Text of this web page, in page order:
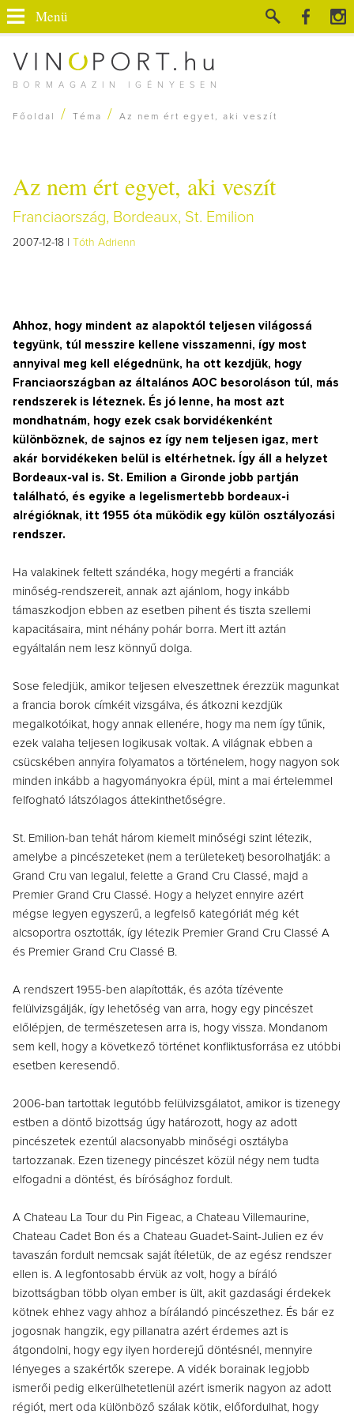
BORMAGAZIN IGÉNYESEN
Menü
Főoldal / Téma / Az nem ért egyet, aki veszít
Az nem ért egyet, aki veszít
Franciaország, Bordeaux, St. Emilion
2007-12-18 | Tóth Adrienn
Ahhoz, hogy mindent az alapoktól teljesen világossá
tegyünk, túl messzire kellene visszamenni, így most
annyival meg kell elégednünk, ha ott kezdjük, hogy
Franciaországban az általános AOC besoroláson túl, más
rendszerek is léteznek. És jó lenne, ha most azt
mondhatnám, hogy ezek csak borvidékenként
különböznek, de sajnos ez így nem teljesen igaz, mert
akár borvidékeken belül is eltérhetnek. Így áll a helyzet
Bordeaux-val is. St. Emilion a Gironde jobb partján
található, és egyike a legelismertebb bordeaux-i
alrégióknak, itt 1955 óta működik egy külön osztályozási
rendszer.
Ha valakinek feltett szándéka, hogy megérti a franciák
minőség-rendszereit, annak azt ajánlom, hogy inkább
támaszkodjon ebben az esetben pihent és tiszta szellemi
kapacitásaira, mint néhány pohár borra. Mert itt aztán
egyáltalán nem lesz könnyű dolga.
Sose feledjük, amikor teljesen elveszettnek érezzük magunkat
a francia borok címkéit vizsgálva, és átkozni kezdjük
megalkotóikat, hogy annak ellenére, hogy ma nem így tűnik,
ezek valaha teljesen logikusak voltak. A világnak ebben a
csücskében annyira folyamatos a történelem, hogy nagyon sok
minden inkább a hagyományokra épül, mint a mai értelemmel
felfogható látszólagos áttekinthetőségre.
St. Emilion-ban tehát három kiemelt minőségi szint létezik,
amelybe a pincészeteket (nem a területeket) besorolhatják: a
Grand Cru van legalul, felette a Grand Cru Classé, majd a
Premier Grand Cru Classé. Hogy a helyzet ennyire azért
mégse legyen egyszerű, a legfelső kategóriát még két
alcsoportra osztották, így létezik Premier Grand Cru Classé A
és Premier Grand Cru Classé B.
A rendszert 1955-ben alapították, és azóta tízévente
felülvizsgálják, így lehetőség van arra, hogy egy pincészet
előlépjen, de természetesen arra is, hogy vissza. Mondanom
sem kell, hogy a következő történet konfliktusforrása ez utóbbi
esetben keresendő.
2006-ban tartottak legutóbb felülvizsgálatot, amikor is tizenegy
estben a döntő bizottság úgy határozott, hogy az adott
pincészetek ezentúl alacsonyabb minőségi osztályba
tartozzanak. Ezen tizenegy pincészet közül négy nem tudta
elfogadni a döntést, és bírósághoz fordult.
A Chateau La Tour du Pin Figeac, a Chateau Villemaurine,
Chateau Cadet Bon és a Chateau Guadet-Saint-Julien ez év
tavaszán fordult nemcsak saját ítéletük, de az egész rendszer
ellen is. A legfontosabb érvük az volt, hogy a bíráló
bizottságban több olyan ember is ült, akit gazdasági érdekek
kötnek ehhez vagy ahhoz a bírálandó pincészethez. És bár ez
jogosnak hangzik, egy pillanatra azért érdemes azt is
átgondolni, hogy egy ilyen horderejű döntésnél, mennyire
lényeges a szakértők szerepe. A vidék borainak legjobb
ismerői pedig elkerülhetetlenül azért ismerik nagyon az adott
régiót, mert oda különböző szálak kötik, előfordulhat, hogy